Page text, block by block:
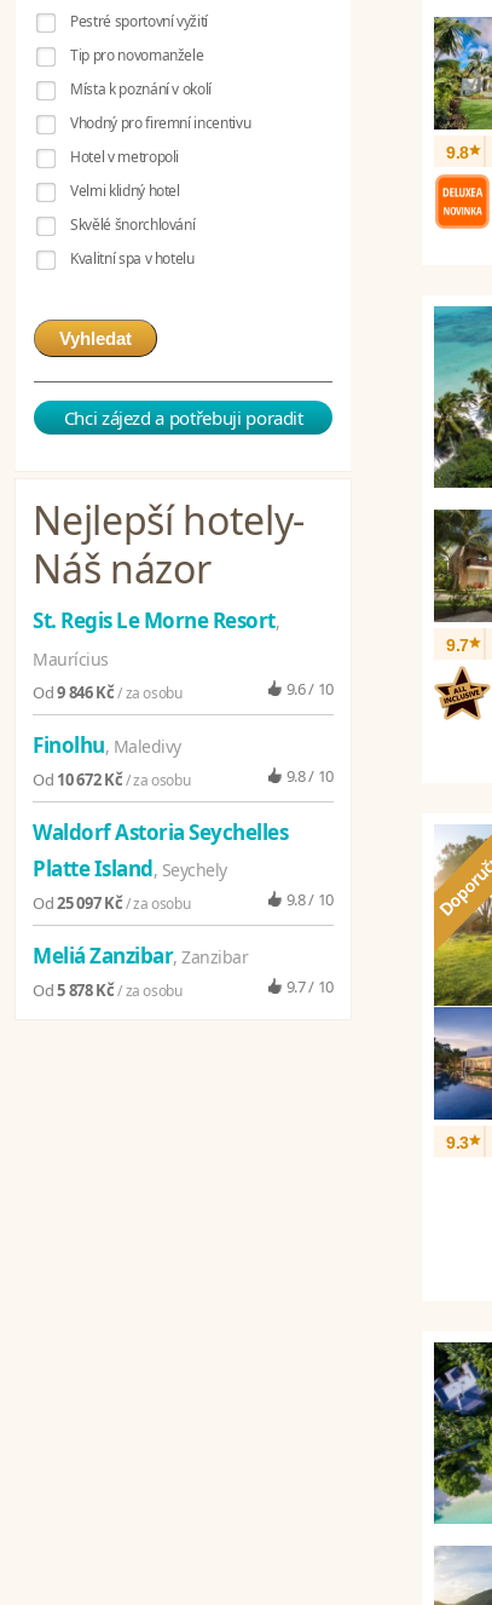
Pestré sportovní vyžití
Tip pro novomanžele
Místa k poznání v okolí
Vhodný pro firemní incentivu
Hotel v metropoli
Velmi klidný hotel
Skvělé šnorchlování
Kvalitní spa v hotelu
Vyhledat
Chci zájezd a potřebuji poradit
Nejlepší hotely-
Náš názor
St. Regis Le Morne Resort,
Maurícius
Od9 846 Kč/ za osobu 9.6 / 10
Finolhu, Maledivy
Od 10 672 Kč/ za osobu 9.8 / 10
Waldorf Astoria Seychelles
Platte Island, Seychely
Od25 097 Kč/ za osobu 9.8 / 10
Meliá Zanzibar, Zanzibar
Od5 878 Kč/ za osobu 9.7 / 10
9.8*
9.7*
9.3*